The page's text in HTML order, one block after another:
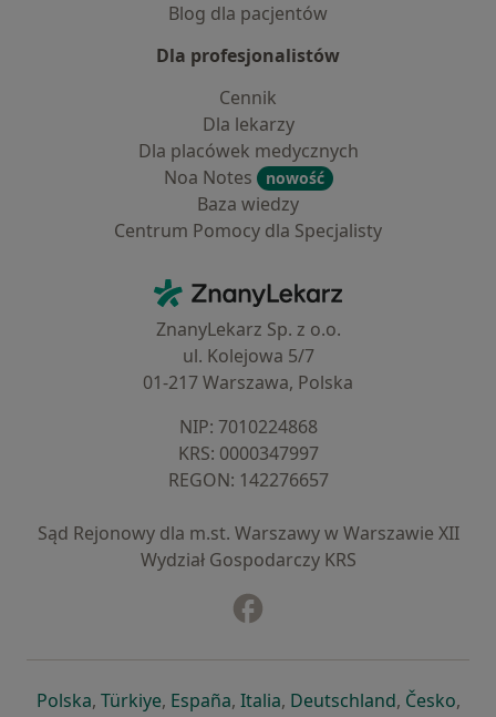
Blog dla pacjentów
Dla profesjonalistów
Cennik
Dla lekarzy
Dla placówek medycznych
Noa Notes
nowość
Baza wiedzy
Centrum Pomocy dla Specjalisty
ZnanyLekarz - Strona główna
ZnanyLekarz Sp. z o.o.
ul. Kolejowa 5/7
01-217 Warszawa, Polska
NIP: ⁠7010224868
KRS: ⁠0000347997
REGON: ⁠142276657
Sąd Rejonowy dla m.st. Warszawy w Warszawie XII
Wydział Gospodarczy KRS
Polskaotwiera się w nowej karcie
, Türkiyeotwiera się w nowej karcie
, Españaotwiera się w nowej karcie
, Italiaotwiera się w nowej
, Deutschlandotwiera się
, Česko,